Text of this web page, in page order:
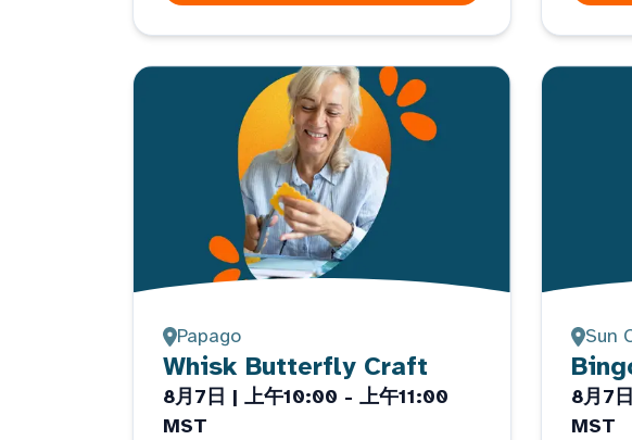
Papago
Whisk Butterfly Craft
8月7日 | 上午10:00 - 上午11:00
MST
Sun
8月7
MST